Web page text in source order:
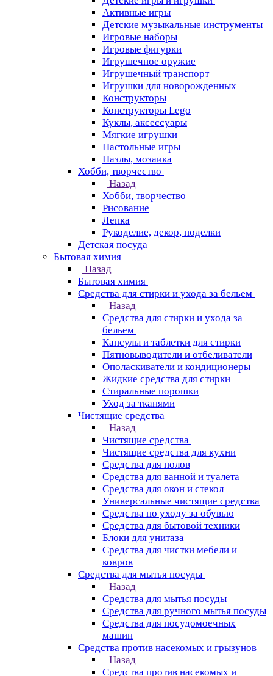
Активные игры
Детские музыкальные инструменты
Игровые наборы
Игровые фигурки
Игрушечное оружие
Игрушечный транспорт
Игрушки для новорожденных
Конструкторы
Конструкторы Lego
Куклы, аксессуары
Мягкие игрушки
Настольные игры
Пазлы, мозаика
Хобби, творчество
Назад
Хобби, творчество
Рисование
Лепка
Рукоделие, декор, поделки
Детская посуда
Бытовая химия
Назад
Бытовая химия
Средства для стирки и ухода за бельем
Назад
Средства для стирки и ухода за
бельем
Капсулы и таблетки для стирки
Пятновыводители и отбеливатели
Ополаскиватели и кондиционеры
Жидкие средства для стирки
Стиральные порошки
Уход за тканями
Чистящие средства
Назад
Чистящие средства
Чистящие средства для кухни
Средства для полов
Средства для ванной и туалета
Средства для окон и стекол
Универсальные чистящие средства
Средства по уходу за обувью
Средства для бытовой техники
Блоки для унитаза
Средства для чистки мебели и
ковров
Средства для мытья посуды
Назад
Средства для мытья посуды
Средства для ручного мытья посуды
Средства для посудомоечных
машин
Средства против насекомых и грызунов
Назад
Средства против насекомых и